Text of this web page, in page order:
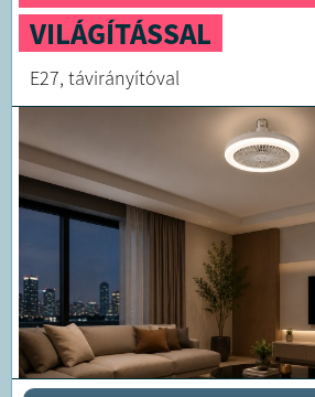
VILÁGÍTÁSSAL
E27, távirányítóval